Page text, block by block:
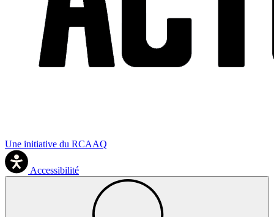
Une initiative du RCAAQ
Accessibilité